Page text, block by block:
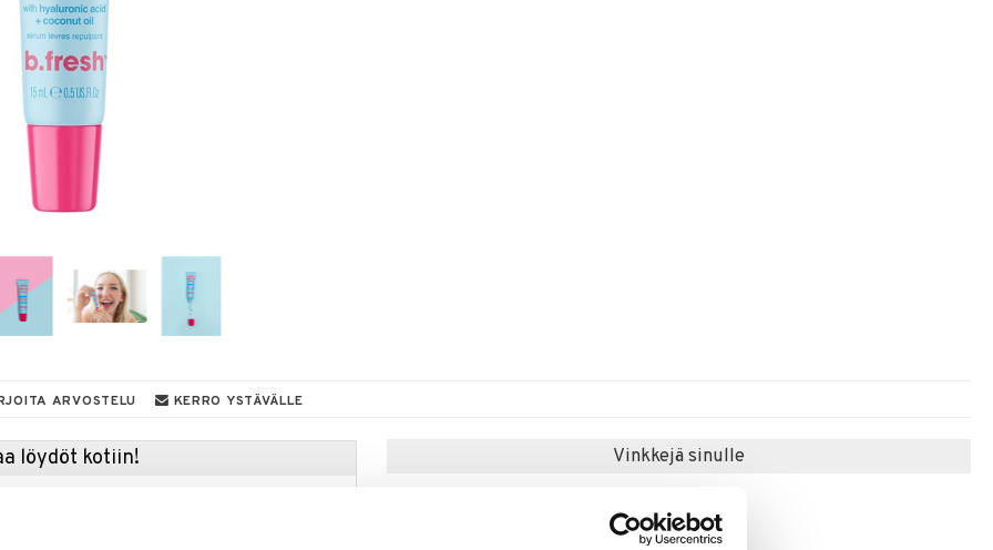
ARVOSTELU KERRO YSTÄVÄLLE
löydöt kotiin! Vinkkejä sinulle